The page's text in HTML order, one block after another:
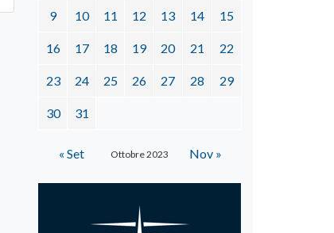
Ottobre 2023
9 10 11 12 13 14 15
16 17 18 19 20 21 22
23 24 25 26 27 28 29
30 31
« Set Nov »